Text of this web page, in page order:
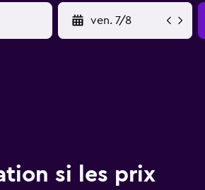
si les prix